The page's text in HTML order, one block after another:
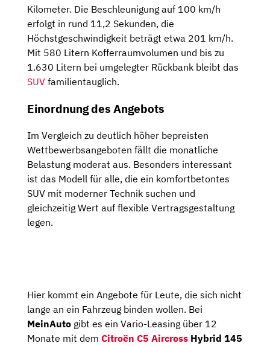
Kilometer. Die Beschleunigung auf 100 km/h
erfolgt in rund 11,2 Sekunden, die
Höchstgeschwindigkeit beträgt etwa 201 km/h.
Mit 580 Litern Kofferraumvolumen und bis zu
1.630 Litern bei umgelegter Rückbank bleibt das
SUV familientauglich.
Einordnung des Angebots
Im Vergleich zu deutlich höher bepreisten
Wettbewerbsangeboten fällt die monatliche
Belastung moderat aus. Besonders interessant
ist das Modell für alle, die ein komfortbetontes
SUV mit moderner Technik suchen und
gleichzeitig Wert auf flexible Vertragsgestaltung
legen.
Hier kommt ein Angebote für Leute, die sich nicht
lange an ein Fahrzeug binden wollen. Bei
MeinAuto gibt es ein Vario-Leasing über 12
Monate mit dem Citroën C5 Aircross Hybrid 145